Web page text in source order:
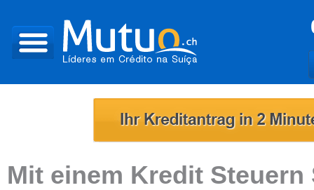
Mit einem Kredit Steuern